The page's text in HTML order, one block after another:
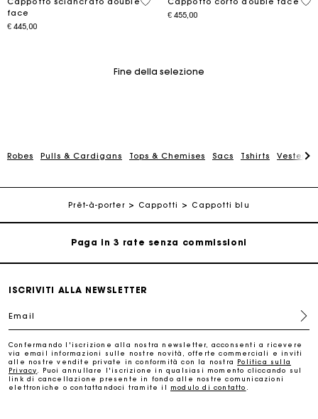
face
€ 445,00
€ 455,00
Fine della selezione
Robes Pulls & Cardigans Tops & Chemises Sacs Tshirts Vestes &
Prêt-à-porter Cappotti Cappotti blu
La carta regalo Maje: il modo migliore per fare il regalo
Consegna a domicilio offerta entro 2-3 giorni
Paga in 3 rate senza commissioni
La carta regalo Maje: il modo migliore per fare il regalo
perfetto
ISCRIVITI ALLA NEWSLETTER
Email
Confermando l'iscrizione alla nostra newsletter, acconsenti a ricevere
via email informazioni sulle nostre novità, offerte commerciali e inviti
alle nostre vendite private in conformità con la nostra Politica sulla
Privacy
. Puoi annullare l'iscrizione in qualsiasi momento cliccando sul
link di cancellazione presente in fondo alle nostre comunicazioni
elettroniche o contattandoci tramite il modulo di contatto